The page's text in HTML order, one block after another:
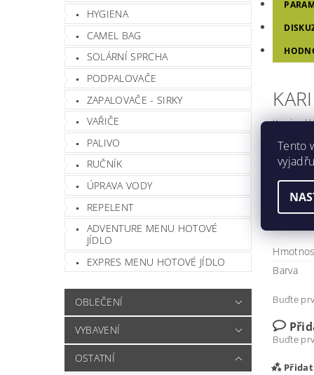
HYGIENA
CAMEL BAG
SOLÁRNÍ SPRCHA
PODPALOVAČE
ZAPALOVAČE - SIRKY
VAŘIČE
PALIVO
RUČNÍK
ÚPRAVA VODY
REPELENT
ADVENTURE MENU HOTOVÉ
JÍDLO
EXPRES MENU HOTOVÉ JÍDLO
OBLEČENÍ
VYBAVENÍ
OSTATNÍ
Kopie
Výhody
Šířka
Barva
Buďte
Buďte
Tento